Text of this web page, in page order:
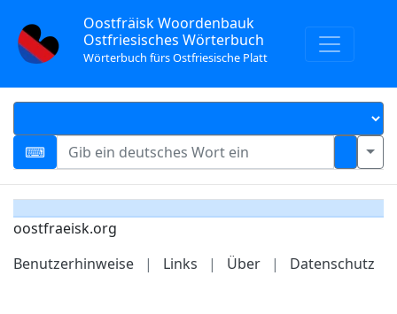
Oostfräisk Woordenbauk
Ostfriesisches Wörterbuch
Wörterbuch fürs Ostfriesische Platt
oostfraeisk.org
Benutzerhinweise
| Links | Über | Datenschutz